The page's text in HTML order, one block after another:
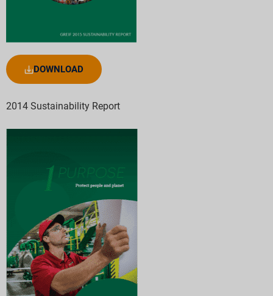
DOWNLOAD
2014 Sustainability Report